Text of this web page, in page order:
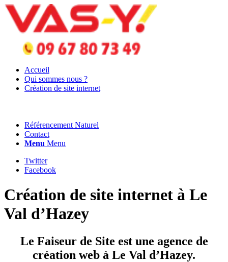
Accueil
Qui sommes nous ?
Création de site internet
Référencement Naturel
Contact
Menu Menu
Twitter
Facebook
Création de site internet à Le
Val d’Hazey
Le Faiseur de Site est une agence de
création web à Le Val d’Hazey.